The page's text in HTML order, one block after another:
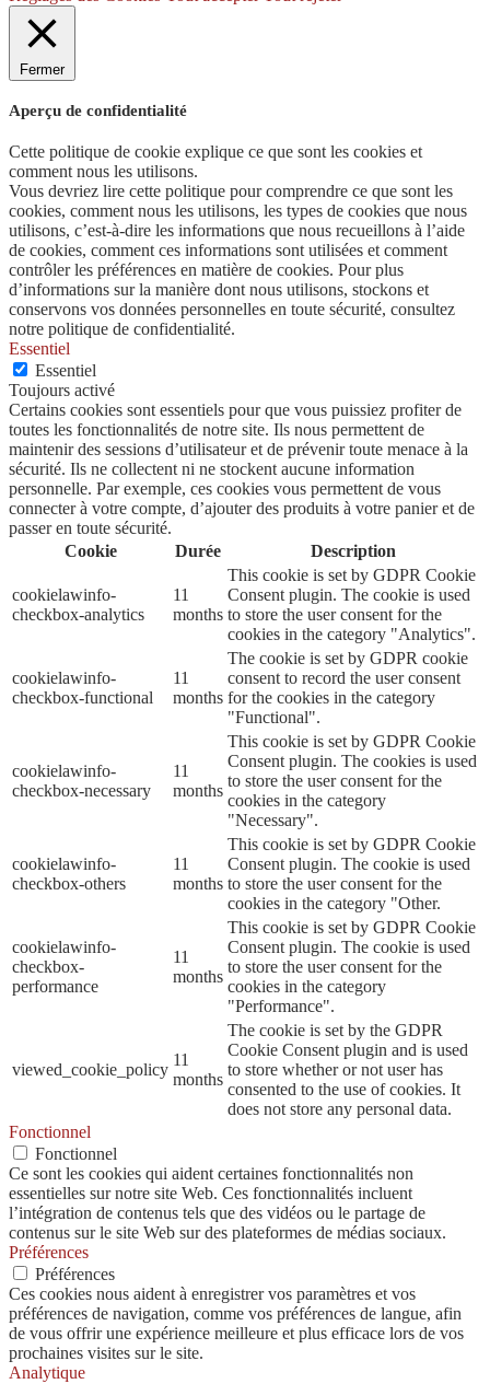
Fermer
Aperçu de confidentialité
Cette politique de cookie explique ce que sont les cookies et
comment nous les utilisons.
Vous devriez lire cette politique pour comprendre ce que sont les
cookies, comment nous les utilisons, les types de cookies que nous
utilisons, c’est-à-dire les informations que nous recueillons à l’aide
de cookies, comment ces informations sont utilisées et comment
contrôler les préférences en matière de cookies. Pour plus
d’informations sur la manière dont nous utilisons, stockons et
conservons vos données personnelles en toute sécurité, consultez
notre politique de confidentialité.
Essentiel
Essentiel
Toujours activé
Certains cookies sont essentiels pour que vous puissiez profiter de
toutes les fonctionnalités de notre site. Ils nous permettent de
maintenir des sessions d’utilisateur et de prévenir toute menace à la
sécurité. Ils ne collectent ni ne stockent aucune information
personnelle. Par exemple, ces cookies vous permettent de vous
connecter à votre compte, d’ajouter des produits à votre panier et de
passer en toute sécurité.
Cookie
Durée Description
cookielawinfo-
checkbox-analytics
11
months
This cookie is set by GDPR Cookie
Consent plugin. The cookie is used
to store the user consent for the
cookies in the category "Analytics".
cookielawinfo-
checkbox-functional
11
months
The cookie is set by GDPR cookie
consent to record the user consent
for the cookies in the category
"Functional".
cookielawinfo-
checkbox-necessary
11
months
This cookie is set by GDPR Cookie
Consent plugin. The cookies is used
to store the user consent for the
cookies in the category
"Necessary".
cookielawinfo-
checkbox-others
11
months
This cookie is set by GDPR Cookie
Consent plugin. The cookie is used
to store the user consent for the
cookies in the category "Other.
cookielawinfo-
checkbox-
performance
11
months
This cookie is set by GDPR Cookie
Consent plugin. The cookie is used
to store the user consent for the
cookies in the category
"Performance".
viewed_cookie_policy
11
months
The cookie is set by the GDPR
Cookie Consent plugin and is used
to store whether or not user has
consented to the use of cookies. It
does not store any personal data.
Fonctionnel
Fonctionnel
Ce sont les cookies qui aident certaines fonctionnalités non
essentielles sur notre site Web. Ces fonctionnalités incluent
l’intégration de contenus tels que des vidéos ou le partage de
contenus sur le site Web sur des plateformes de médias sociaux.
Préférences
Préférences
Ces cookies nous aident à enregistrer vos paramètres et vos
préférences de navigation, comme vos préférences de langue, afin
de vous offrir une expérience meilleure et plus efficace lors de vos
prochaines visites sur le site.
Analytique